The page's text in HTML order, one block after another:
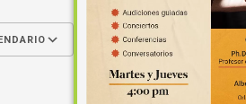
Outlook Live